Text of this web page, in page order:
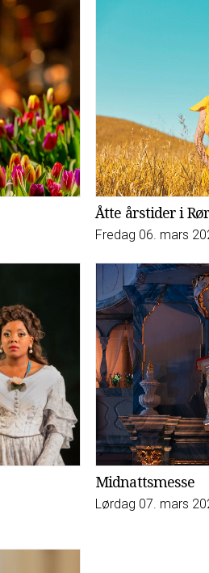
Åtte årstider i
Fredag 06. mars
Midnattsmesse
Lørdag 07. mars